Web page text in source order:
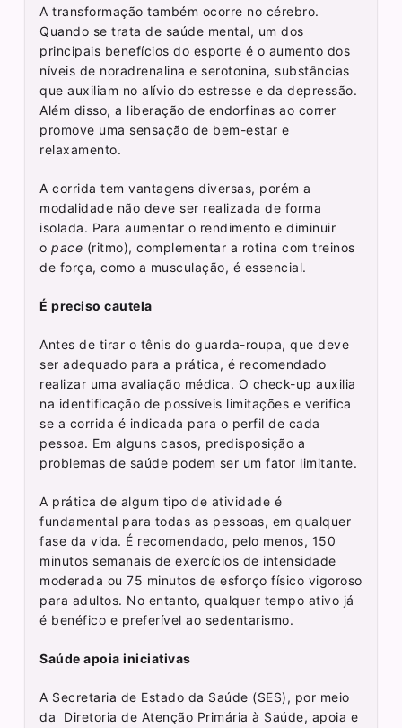
A transformação também ocorre no cérebro.
Quando se trata de saúde mental, um dos
principais benefícios do esporte é o aumento dos
níveis de noradrenalina e serotonina, substâncias
que auxiliam no alívio do estresse e da depressão.
Além disso, a liberação de endorfinas ao correr
promove uma sensação de bem-estar e
relaxamento.
A corrida tem vantagens diversas, porém a
modalidade não deve ser realizada de forma
isolada. Para aumentar o rendimento e diminuir
opace (ritmo), complementar a rotina com treinos
de força, como a musculação, é essencial.
É preciso cautela
Antes de tirar o tênis do guarda-roupa, que deve
ser adequado para a prática, é recomendado
realizar uma avaliação médica. O check-up auxilia
na identificação de possíveis limitações e verifica
se a corrida é indicada para o perfil de cada
pessoa. Em alguns casos, predisposição a
problemas de saúde podem ser um fator limitante.
A prática de algum tipo de atividade é
fundamental para todas as pessoas, em qualquer
fase da vida. É recomendado, pelo menos, 150
minutos semanais de exercícios de intensidade
moderada ou 75 minutos de esforço físico vigoroso
para adultos. No entanto, qualquer tempo ativo já
é benéfico e preferível ao sedentarismo.
Saúde apoia iniciativas
A Secretaria de Estado da Saúde (SES), por meio
da Diretoria de Atenção Primária à Saúde, apoia e